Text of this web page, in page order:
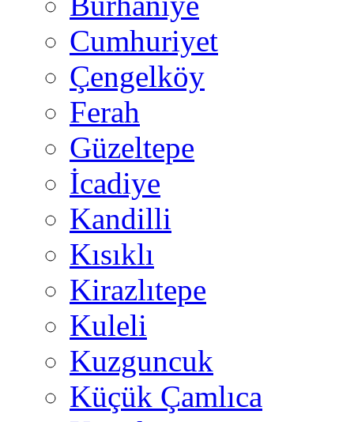
Cumhuriyet
Çengelköy
Ferah
Güzeltepe
İcadiye
Kandilli
Kısıklı
Kirazlıtepe
Kuleli
Kuzguncuk
Küçük Çamlıca